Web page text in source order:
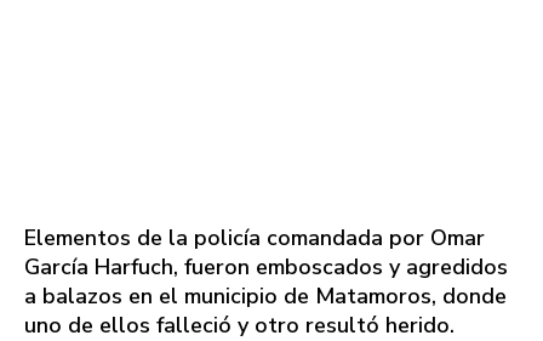
Elementos de la policía comandada por Omar
García Harfuch, fueron emboscados y agredidos
a balazos en el municipio de Matamoros, donde
uno de ellos falleció y otro resultó herido.